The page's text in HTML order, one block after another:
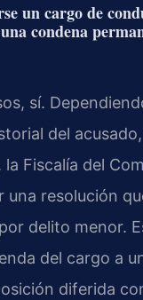
un cargo de
condena
sí.
del
la Fiscalía del
una resolución
delito menor.
del cargo a
diferida